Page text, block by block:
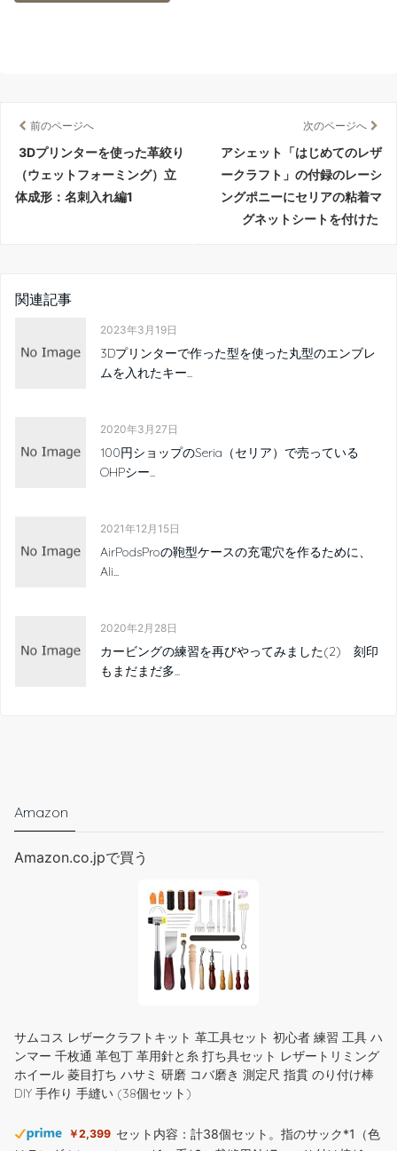
前のページへ
3Dプリンターを使った革絞り
（ウェットフォーミング）立
体成形：名刺入れ編1
次のページへ
アシェット「はじめてのレザ
ークラフト」の付録のレーシ
ングポニーにセリアの粘着マ
グネットシートを付けた
関連記事
2023年3月19日
3Dプリンターで作った型を使った丸型のエンブレ
ムを入れたキー...
2020年3月27日
100円ショップのSeria（セリア）で売っている
OHPシー...
2021年12月15日
AirPodsProの鞄型ケースの充電穴を作るために、
Ali...
2020年2月28日
カービングの練習を再びやってみました(2) 刻印
もまだまだ多...
Amazon
Amazon.co.jpで買う
サムコス レザークラフトキット 革工具セット 初心者 練習 工具 ハ
ンマー 千枚通 革包丁 革用針と糸 打ち具セット レザートリミング
ホイール 菱目打ち ハサミ 研磨 コバ磨き 測定尺 指貫 のり付け棒
DIY 手作り 手縫い (38個セット)
￥2,399 セット内容：計38個セット。指のサック*1（色